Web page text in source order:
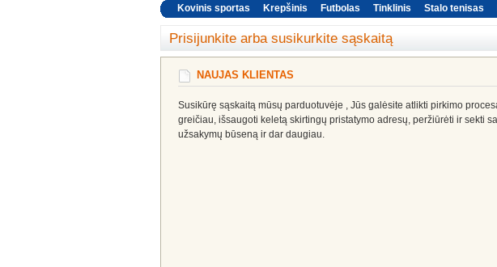
Kovinis sportas Krepšinis Futbolas Tinklinis Stalo tenisas
Prisijunkite arba susikurkite sąskaitą
NAUJAS KLIENTAS
Susikūrę sąskaitą mūsų parduotuvėje , Jūs galėsite atlikti pirkimo
greičiau, išsaugoti keletą skirtingų pristatymo adresų, peržiūrėti ir sekti
užsakymų būseną ir dar daugiau.